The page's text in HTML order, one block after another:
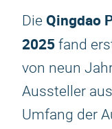
Die Qingdao
2025 fand
von neun
Aussteller
Umfang der